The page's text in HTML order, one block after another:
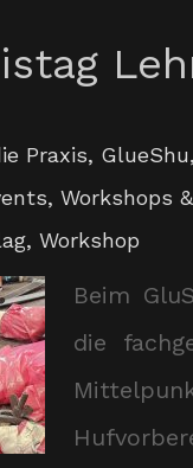
Praxis, GlueShu,
, Workshops
, Workshop
Beim
die